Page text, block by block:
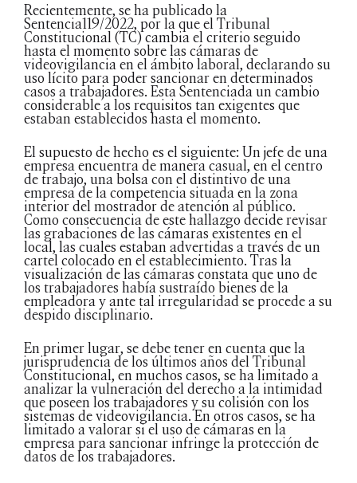
Recientemente, se ha publicado la
Sentencia119/2022, por la que el Tribunal
Constitucional (TC) cambia el criterio seguido
hasta el momento sobre las cámaras de
videovigilancia en el ámbito laboral, declarando su
uso lícito para poder sancionar en determinados
casos a trabajadores. Esta Sentenciada un cambio
considerable a los requisitos tan exigentes que
estaban establecidos hasta el momento.
El supuesto de hecho es el siguiente: Un jefe de una
empresa encuentra de manera casual, en el centro
de trabajo, una bolsa con el distintivo de una
empresa de la competencia situada en la zona
interior del mostrador de atención al público.
Como consecuencia de este hallazgo decide revisar
las grabaciones de las cámaras existentes en el
local, las cuales estaban advertidas a través de un
cartel colocado en el establecimiento. Tras la
visualización de las cámaras constata que uno de
los trabajadores había sustraído bienes de la
empleadora y ante tal irregularidad se procede a su
despido disciplinario.
En primer lugar, se debe tener en cuenta que la
jurisprudencia de los últimos años del Tribunal
Constitucional, en muchos casos, se ha limitado a
analizar la vulneración del derecho a la intimidad
que poseen los trabajadores y su colisión con los
sistemas de videovigilancia. En otros casos, se ha
limitado a valorar si el uso de cámaras en la
empresa para sancionar infringe la protección de
datos de los trabajadores.